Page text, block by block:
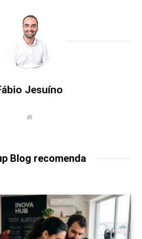
Jesuíno
W
Blog recomenda